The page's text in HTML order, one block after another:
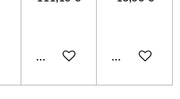
panierAjouter au panierAjouter au